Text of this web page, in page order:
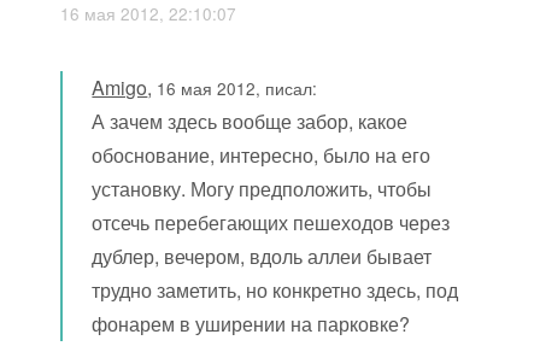
16 мая 2012, 22:10:07
Amigo, 16 мая 2012, писал:
А зачем здесь вообще забор, какое
обоснование, интересно, было на его
установку. Могу предположить, чтобы
отсечь перебегающих пешеходов через
дублер, вечером, вдоль аллеи бывает
трудно заметить, но конкретно здесь, под
фонарем в уширении на парковке?